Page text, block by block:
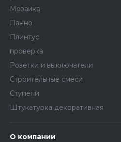
Мозаика
Панно
Плинтус
проверка
Розетки и выключатели
Строительные смеси
Ступени
Штукатурка декоративная
О компании